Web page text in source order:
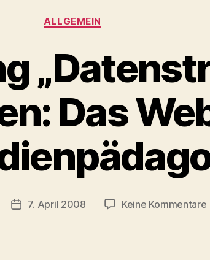
Kategorien
ALLGEMEIN
Das
Veröffentlichungsdatum
7. April 2008 Keine Kommentare